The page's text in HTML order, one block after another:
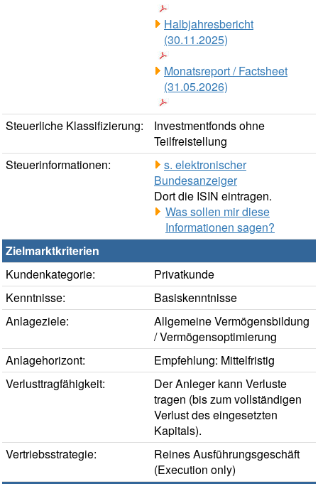
Halbjahresbericht
(30.11.2025)
Monatsreport / Factsheet
(31.05.2026)
Steuerliche Klassifizierung:
Investmentfonds ohne
Teilfreistellung
Steuerinformationen:
s. elektronischer
Bundesanzeiger
Dort die ISIN eintragen.
Was sollen mir diese
Informationen sagen?
Zielmarktkriterien
Kundenkategorie:
Privatkunde
Kenntnisse:
Basiskenntnisse
Anlageziele:
Allgemeine Vermögensbildung
/ Vermögensoptimierung
Anlagehorizont:
Empfehlung: Mittelfristig
Verlusttragfähigkeit:
Der Anleger kann Verluste
tragen (bis zum vollständigen
Verlust des eingesetzten
Kapitals).
Vertriebsstrategie:
Reines Ausführungsgeschäft
(Execution only)